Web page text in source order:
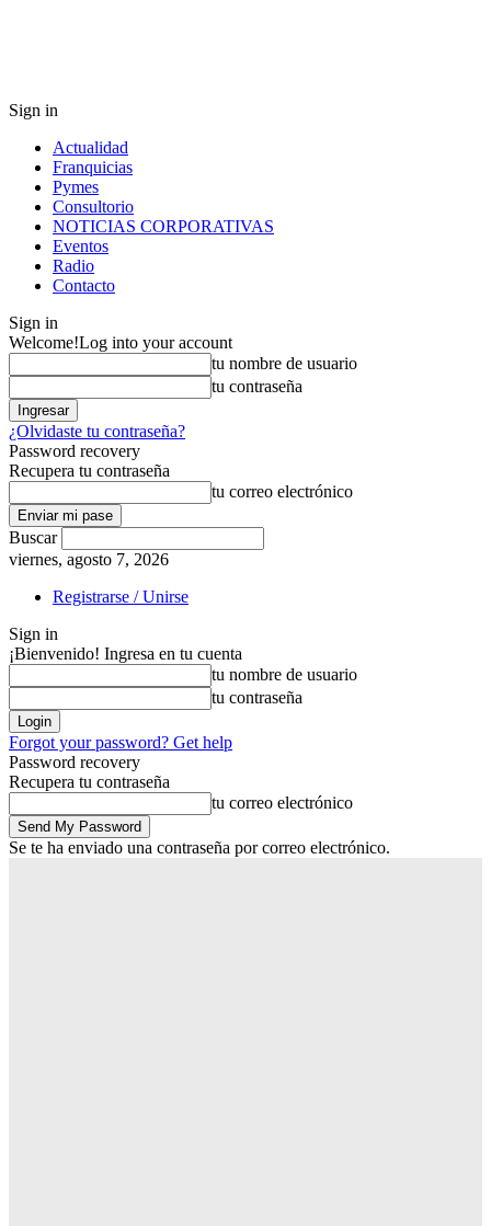
Sign in
Actualidad
Franquicias
Pymes
Consultorio
NOTICIAS CORPORATIVAS
Eventos
Radio
Contacto
Sign in
Welcome!Log into your account
tu nombre de usuario
tu contraseña
¿Olvidaste tu contraseña?
Password recovery
Recupera tu contraseña
tu correo electrónico
Buscar
viernes, agosto 7, 2026
Registrarse / Unirse
Sign in
¡Bienvenido! Ingresa en tu cuenta
tu nombre de usuario
tu contraseña
Forgot your password? Get help
Password recovery
Recupera tu contraseña
tu correo electrónico
Se te ha enviado una contraseña por correo electrónico.